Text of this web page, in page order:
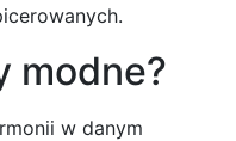
modne?
w danym